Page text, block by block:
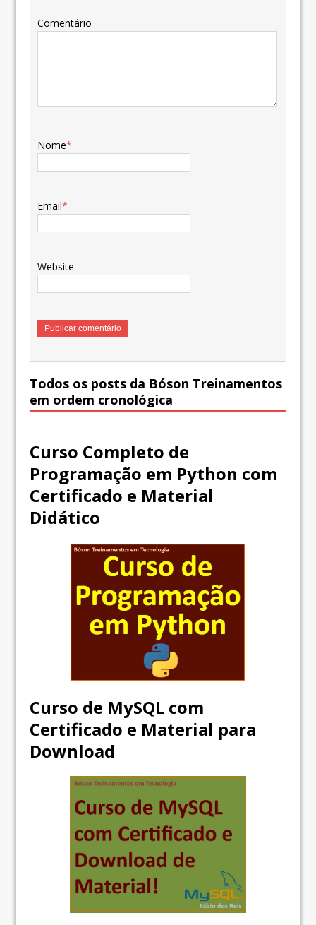
Comentário
Nome*
Email*
Website
Todos os posts da Bóson Treinamentos
em ordem cronológica
Curso Completo de
Programação em Python com
Certificado e Material
Didático
Curso de MySQL com
Certificado e Material para
Download